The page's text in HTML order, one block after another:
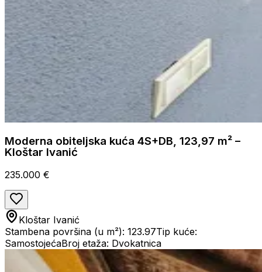
Moderna obiteljska kuća 4S+DB, 123,97 m² –
Kloštar Ivanić
235.000 €
Kloštar Ivanić
Stambena površina (u m²): 123.97Tip kuće:
SamostojećaBroj etaža: Dvokatnica